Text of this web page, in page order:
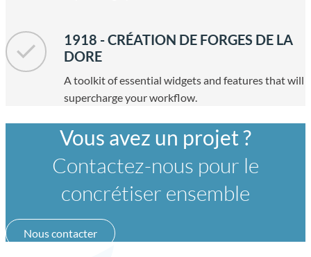
1918 - CRÉATION DE FORGES DE LA
DORE
A toolkit of essential widgets and features that will
supercharge your workflow.
Vous avez un projet ?
Contactez-nous pour le
concrétiser ensemble
Nous contacter